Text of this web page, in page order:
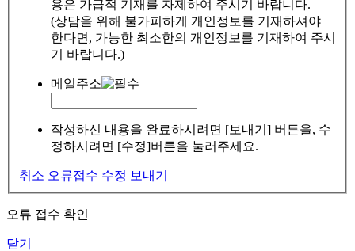
용은 가급적 기재를 자제하여 주시기 바랍니다.
(상담을 위해 불가피하게 개인정보를 기재하셔야
한다면, 가능한 최소한의 개인정보를 기재하여 주시
기 바랍니다.)
메일주소
작성하신 내용을 완료하시려면 [보내기] 버튼을, 수
정하시려면 [수정]버튼을 눌러주세요.
취소 오류접수 수정 보내기
오류 접수 확인
닫기